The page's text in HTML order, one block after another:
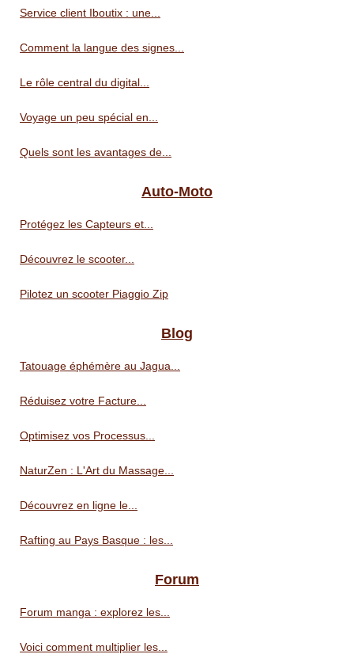
Service client Iboutix : une...
Comment la langue des signes...
Le rôle central du digital...
Voyage un peu spécial en...
Quels sont les avantages de...
Auto-Moto
Protégez les Capteurs et...
Découvrez le scooter...
Pilotez un scooter Piaggio Zip
Blog
Tatouage éphémère au Jagua...
Réduisez votre Facture...
Optimisez vos Processus...
NaturZen : L'Art du Massage...
Découvrez en ligne le...
Rafting au Pays Basque : les...
Forum
Forum manga : explorez les...
Voici comment multiplier les...